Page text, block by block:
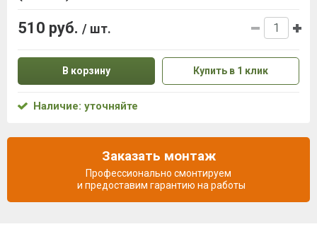
510 руб. / шт.
В корзину Купить в 1 клик
Наличие: уточняйте
Заказать монтаж
Профессионально смонтируем
и предоставим гарантию на работы